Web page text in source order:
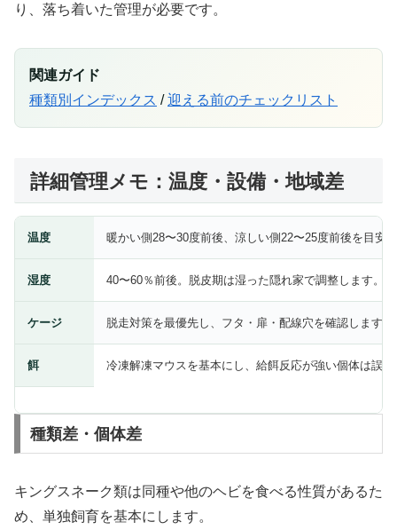
り、落ち着いた管理が必要です。
関連ガイド
種類別インデックス /迎える前のチェックリスト
詳細管理メモ：温度・設備・地域差
温度 暖かい側28〜30度前後、涼しい側22〜25度前後を目安
湿度 40〜60％前後。脱皮期は湿った隠れ家で調整します。
ケージ 脱走対策を最優先し、フタ・扉・配線穴を確認します。
餌 冷凍解凍マウスを基本にし、給餌反応が強い個体は誤
種類差・個体差
キングスネーク類は同種や他のヘビを食べる性質があるた
め、単独飼育を基本にします。